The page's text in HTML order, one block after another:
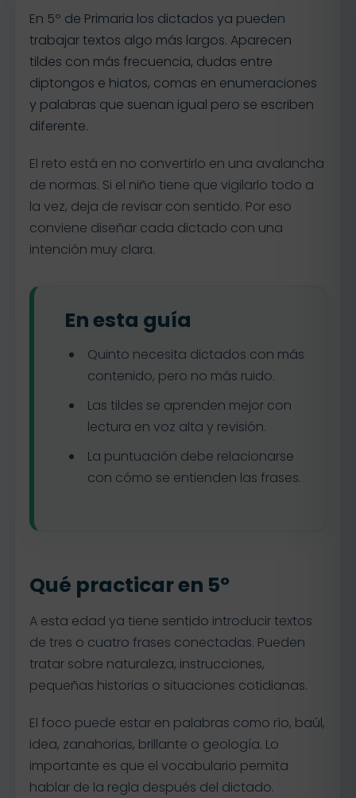
En 5º de Primaria los dictados ya pueden
trabajar textos algo más largos. Aparecen
tildes con más frecuencia, dudas entre
diptongos e hiatos, comas en enumeraciones
y palabras que suenan igual pero se escriben
diferente.
El reto está en no convertirlo en una avalancha
de normas. Si el niño tiene que vigilarlo todo a
la vez, deja de revisar con sentido. Por eso
conviene diseñar cada dictado con una
intención muy clara.
En esta guía
Quinto necesita dictados con más
contenido, pero no más ruido.
Las tildes se aprenden mejor con
lectura en voz alta y revisión.
La puntuación debe relacionarse
con cómo se entienden las frases.
Qué practicar en 5º
A esta edad ya tiene sentido introducir textos
de tres o cuatro frases conectadas. Pueden
tratar sobre naturaleza, instrucciones,
pequeñas historias o situaciones cotidianas.
El foco puede estar en palabras como río, baúl,
idea, zanahorias, brillante o geología. Lo
importante es que el vocabulario permita
hablar de la regla después del dictado.